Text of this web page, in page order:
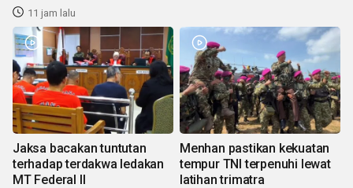
11 jam lalu
Jaksa bacakan tuntutan
terhadap terdakwa ledakan
MT Federal II
Menhan pastikan kekuatan
tempur TNI terpenuhi lewat
latihan trimatra